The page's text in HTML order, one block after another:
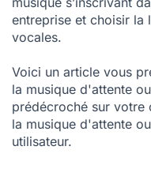
entreprise et choisir la
vocales.
Voici un article vous
la musique d'attente
prédécroché sur votre
la musique d'attente
utilisateur.